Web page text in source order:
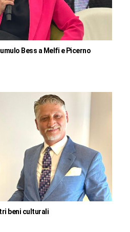
Bess a Melfi e Picerno
beni culturali